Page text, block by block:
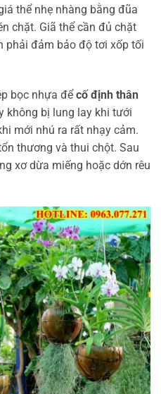
thể nhẹ nhàng bằng đũa
chặt. Giã thể cần đủ chặt
phải đảm bảo độ tơi xốp tối
bọc nhựa đểcố định thân
không bị lung lay khi tưới
mới nhú ra rất nhạy cảm.
thương và thui chột. Sau
xơ dừa miếng hoặc dớn rêu